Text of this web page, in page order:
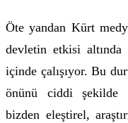
Öte yandan Kürt
devletin etkisi
içinde çalışıyor. Bu
önünü ciddi şekilde
bizden eleştirel,